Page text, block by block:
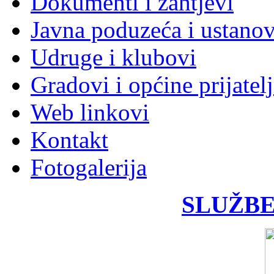
Javna poduzeća i
Udruge i klubovi
Gradovi i općine
Web linkovi
Kontakt
Fotogalerija